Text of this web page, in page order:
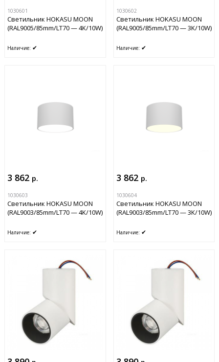
1030601
Светильник HOKASU MOON
(RAL9005/85mm/LT70 — 4K/10W)
Наличие: ✔
1030602
Светильник HOKASU MOON
(RAL9005/85mm/LT70 — 3K/10W)
Наличие: ✔
3 862 р.
1030603
Светильник HOKASU MOON
(RAL9003/85mm/LT70 — 4K/10W)
Наличие: ✔
3 862 р.
1030604
Светильник HOKASU MOON
(RAL9003/85mm/LT70 — 3K/10W)
Наличие: ✔